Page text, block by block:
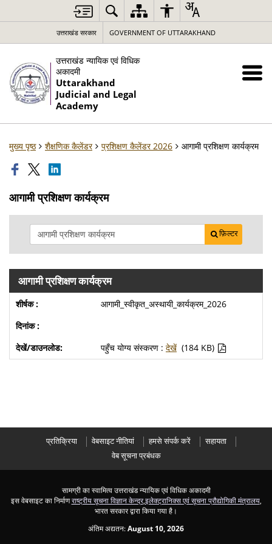
उत्तराखंड सरकार GOVERNMENT OF UTTARAKHAND
उत्तराखंड न्यायिक एवं विधिक
अकादमी
Uttarakhand
Judicial and Legal
Academy
मुख्य पृष्ठ शैक्षणिक कैलेंडर प्रशिक्षण कैलेंडर 2026 आगामी प्रशिक्षण कार्यक्रम
आगामी प्रशिक्षण कार्यक्रम
फ़िल्टर
आगामी प्रशिक्षण कार्यक्रम
आगामी_स्वीकृत_अस्थायी_कार्यक्रम_2026
पहुँच योग्य संस्करण : देखें (184 KB)
प्रतिक्रिया वेबसाइट नीतियां हमसे संपर्क करें
सहायता
वेब सूचना प्रबंधक
सामग्री का स्वामित्व उत्तराखंड न्यायिक एवं विधिक अकादमी
इस वेबसाइट का निर्माणराष्ट्रीय सूचना विज्ञान केन्द्र,इलेक्ट्रानिक्स एवं सूचना प्रौद्योगिकी मंत्रालय,
भारत सरकार द्वारा किया गया है।
अंतिम अद्यतन:August 10, 2026